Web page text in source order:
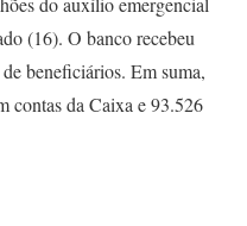
(16). O banco recebeu
beneficiários. Em suma,
contas da Caixa e 93.526